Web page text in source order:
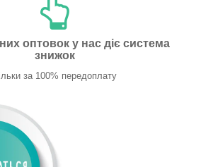
оптовок у нас діє система
знижок
за 100% передоплату